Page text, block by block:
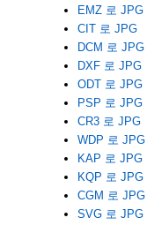
EMZ 로 JPG
CIT 로 JPG
DCM 로 JPG
DXF 로 JPG
ODT 로 JPG
PSP 로 JPG
CR3 로 JPG
WDP 로 JPG
KAP 로 JPG
KQP 로 JPG
CGM 로 JPG
SVG 로 JPG